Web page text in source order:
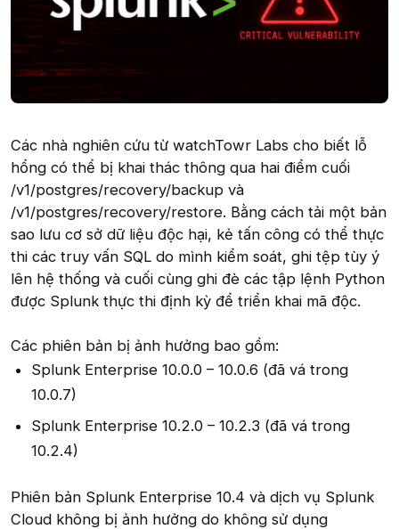
Các nhà nghiên cứu từ watchTowr Labs cho biết lỗ
hổng có thể bị khai thác thông qua hai điểm cuối
/v1/postgres/recovery/backup và
/v1/postgres/recovery/restore. Bằng cách tải một bản
sao lưu cơ sở dữ liệu độc hại, kẻ tấn công có thể thực
thi các truy vấn SQL do mình kiểm soát, ghi tệp tùy ý
lên hệ thống và cuối cùng ghi đè các tập lệnh Python
được Splunk thực thi định kỳ để triển khai mã độc.
Các phiên bản bị ảnh hưởng bao gồm:
Splunk Enterprise 10.0.0 – 10.0.6 (đã vá trong
10.0.7)
Splunk Enterprise 10.2.0 – 10.2.3 (đã vá trong
10.2.4)
Phiên bản Splunk Enterprise 10.4 và dịch vụ Splunk
Cloud không bị ảnh hưởng do không sử dụng